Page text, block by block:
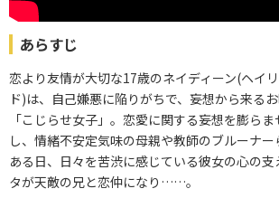
あらすじ
恋より友情が大切な17歳のネイディーン(ヘイ
ド)は、自己嫌悪に陥りがちで、妄想から来る
「こじらせ女子」。恋愛に関する妄想を膨ら
し、情緒不安定気味の母親や教師のブルーナー
ある日、日々を苦渋に感じている彼女の心の
タが天敵の兄と恋仲になり……。